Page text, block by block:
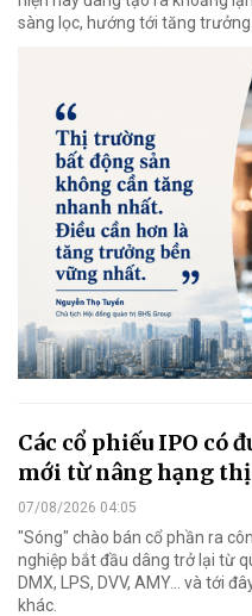
sàng lọc, hướng tới tăng trưởng
Các cổ phiếu IPO có
mới từ nâng hạng
07/08/2026 04:05
"Sóng" chào bán cổ phần ra
nghiệp bắt đầu dâng trở lại từ
DMX, LPS, DVV, AMY... và tới
khác.